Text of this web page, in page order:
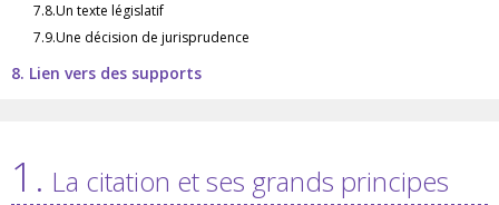
7.8.Un texte législatif
7.9.Une décision de jurisprudence
8. Lien vers des supports
1. La citation et ses grands principes